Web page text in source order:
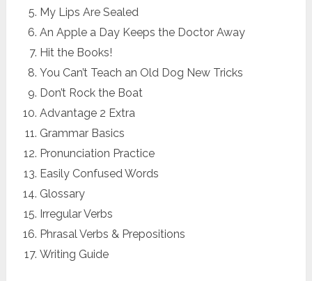
My Lips Are Sealed
An Apple a Day Keeps the Doctor Away
Hit the Books!
You Can’t Teach an Old Dog New Tricks
Don’t Rock the Boat
Advantage 2 Extra
Grammar Basics
Pronunciation Practice
Easily Confused Words
Glossary
Irregular Verbs
Phrasal Verbs & Prepositions
Writing Guide